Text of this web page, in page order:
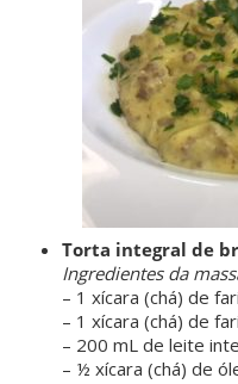
Torta integral de
Ingredientes da
– 1 xícara (chá) de
– 1 xícara (chá) de
– 200 mL de leite
– ½ xícara (chá) de